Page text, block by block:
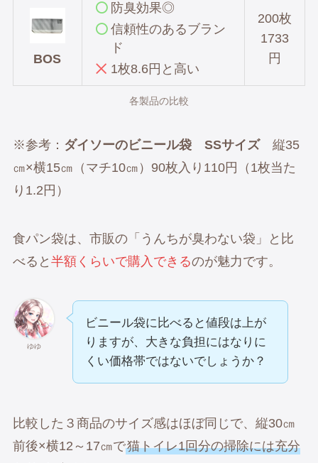
BOS
防臭効果◎
信頼性のあるブラン
ド
1枚8.6円と高い
200枚
1733
円
各製品の比較
※参考： ダイソーのビニール袋 SSサイズ縦35
㎝×横15㎝（マチ10㎝）90枚入り110円（1枚当た
り1.2円）
食パン袋は、市販の「うんちが臭わない袋」と比
べると 半額くらいで購入できるのが魅力です。
ゆゆ
ビニール袋に比べると値段は上が
りますが、大きな負担にはなりに
くい価格帯ではないでしょうか？
比較した３商品のサイズ感はほぼ同じで、縦30㎝
前後×横12～17㎝で猫トイレ1回分の掃除には充分